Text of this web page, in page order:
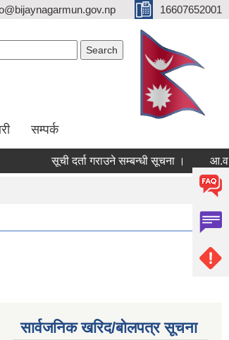
16607652001
सम्पर्क
सूची दर्ता गराउने सम्बन्धी सूचना ।
सार्वजनिक खरिद/बोलपत्र सूचना